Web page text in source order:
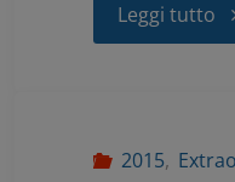
Leggi tutto
2015,
la nostra
I TUOI COOKIES